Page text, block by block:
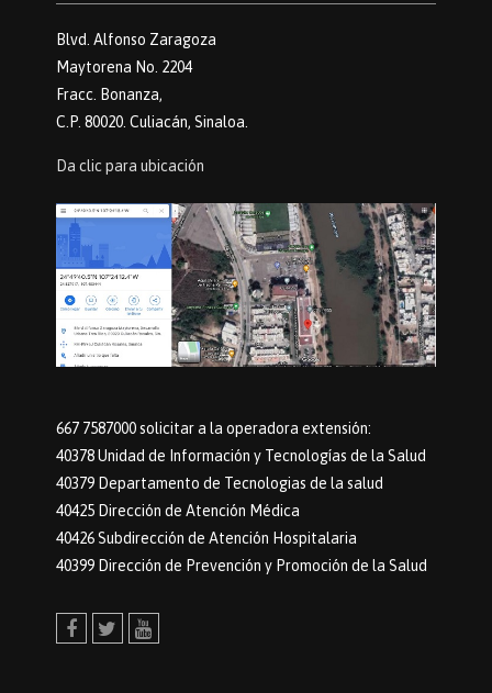
Blvd. Alfonso Zaragoza
Maytorena No. 2204
Fracc. Bonanza,
C.P. 80020. Culiacán, Sinaloa.
Da clic para ubicación
667 7587000 solicitar a la operadora extensión:
40378 Unidad de Información y Tecnologías de la Salud
40379 Departamento de Tecnologias de la salud
40425 Dirección de Atención Médica
40426 Subdirección de Atención Hospitalaria
40399 Dirección de Prevención y Promoción de la Salud